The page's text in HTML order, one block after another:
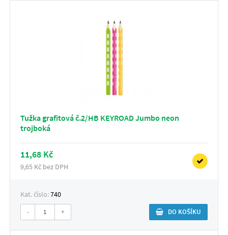
Tužka grafitová č.2/HB KEYROAD Jumbo neon
trojboká
11,68 Kč
9,65 Kč bez DPH
Kat. číslo:740
- + DO KOŠÍKU